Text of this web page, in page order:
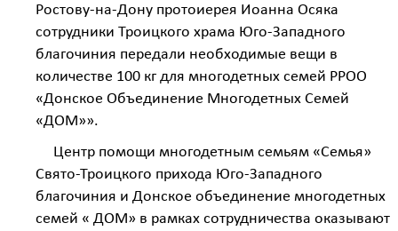
Ростову-на-Дону протоиерея Иоанна Осяка
сотрудники Троицкого храма Юго-Западного
благочиния передали необходимые вещи в
количестве 100 кг для многодетных семей РРОО
«Донское Объединение Многодетных Семей
«ДОМ»».
Центр помощи многодетным семьям «Семья»
Свято-Троицкого прихода Юго-Западного
благочиния и Донское объединение многодетных
семей « ДОМ» в рамках сотрудничества оказывают